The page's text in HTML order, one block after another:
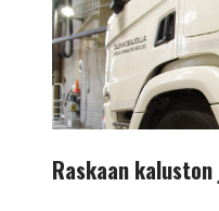
Raskaan